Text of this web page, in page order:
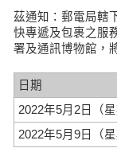
茲通知：郵電局轄
快專遞及包裹之服
署及通訊博物館，
日期
2022年5月2日（星
2022年5月9日（星